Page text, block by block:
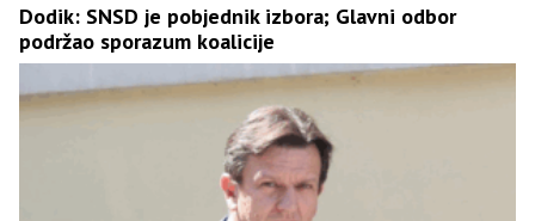
Dodik: SNSD je pobjednik izbora; Glavni odbor
podržao sporazum koalicije